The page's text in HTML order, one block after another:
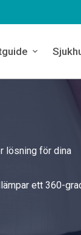
lösning för dina
ett 360-